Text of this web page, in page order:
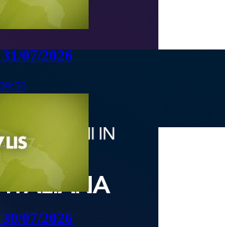
07/2026
07/2026